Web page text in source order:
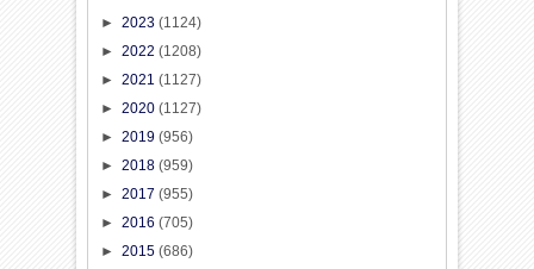
►2023(1124)
►2022(1208)
►2021(1127)
►2020(1127)
►2019(956)
►2018(959)
►2017(955)
►2016(705)
►2015(686)